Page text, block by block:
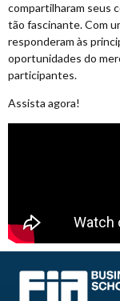
compartilharam seus
tão fascinante. Com
responderam às
oportunidades do
participantes.
Assista agora!